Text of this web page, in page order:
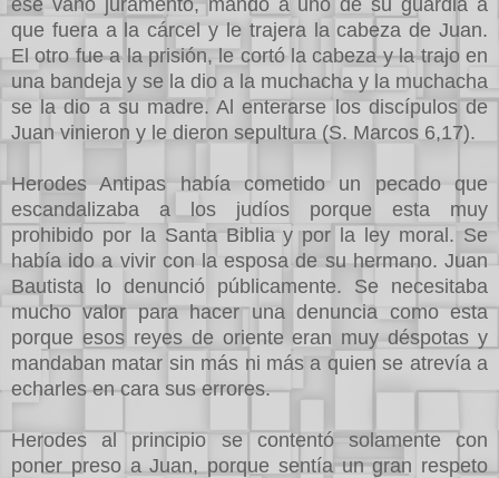
ese vano juramento, mandó a uno de su guardia a
que fuera a la cárcel y le trajera la cabeza de Juan.
El otro fue a la prisión, le cortó la cabeza y la trajo en
una bandeja y se la dio a la muchacha y la muchacha
se la dio a su madre. Al enterarse los discípulos de
Juan vinieron y le dieron sepultura (S. Marcos 6,17).
Herodes Antipas había cometido un pecado que
escandalizaba a los judíos porque esta muy
prohibido por la Santa Biblia y por la ley moral. Se
había ido a vivir con la esposa de su hermano. Juan
Bautista lo denunció públicamente. Se necesitaba
mucho valor para hacer una denuncia como esta
porque esos reyes de oriente eran muy déspotas y
mandaban matar sin más ni más a quien se atrevía a
echarles en cara sus errores.
Herodes al principio se contentó solamente con
poner preso a Juan, porque sentía un gran respeto